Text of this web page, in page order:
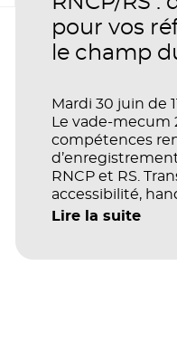
pour vos
le champ
Mardi 30 juin de
Le vade-mecum
compétences
RNCP et RS.
accessibilité,
écologique :
Lire la suite